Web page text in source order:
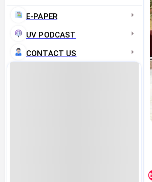
E-PAPER
UV PODCAST
CONTACT US